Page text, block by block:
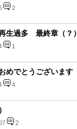
2
生過多 最終章（？）
1
めでとうございます
4
2